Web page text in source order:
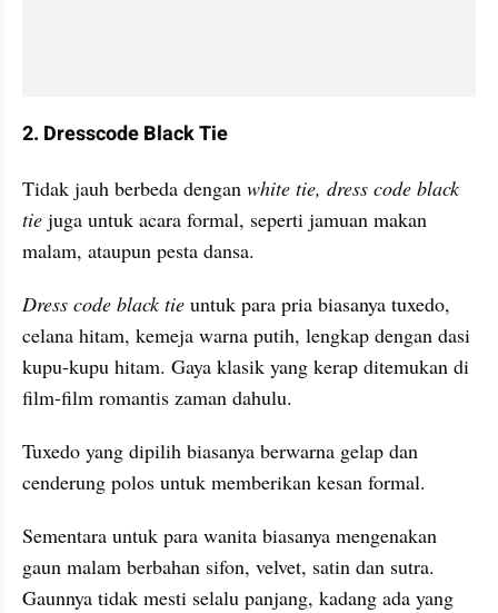
2. Dresscode Black Tie
Tidak jauh berbeda dengan white tie, dress code black
tie juga untuk acara formal, seperti jamuan makan
malam, ataupun pesta dansa.
Dress code black tie untuk para pria biasanya tuxedo,
celana hitam, kemeja warna putih, lengkap dengan dasi
kupu-kupu hitam. Gaya klasik yang kerap ditemukan di
film-film romantis zaman dahulu.
Tuxedo yang dipilih biasanya berwarna gelap dan
cenderung polos untuk memberikan kesan formal.
Sementara untuk para wanita biasanya mengenakan
gaun malam berbahan sifon, velvet, satin dan sutra.
Gaunnya tidak mesti selalu panjang, kadang ada yang